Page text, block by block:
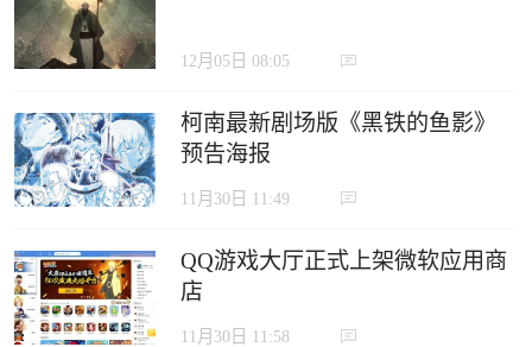
12月05日 08:05
柯南最新剧场版《黑铁的鱼影》
预告海报
11月30日 11:49
QQ游戏大厅正式上架微软应用商
店
11月30日 11:58